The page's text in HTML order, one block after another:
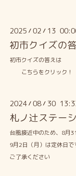
2025 /02 / 13
初市クイズの
初市クイズの答えは
こちらをクリック！
2024/08/ 30
札ノ辻ステー
台風接近中のため、8月
9月2日（月）は定休日で
ご了承ください